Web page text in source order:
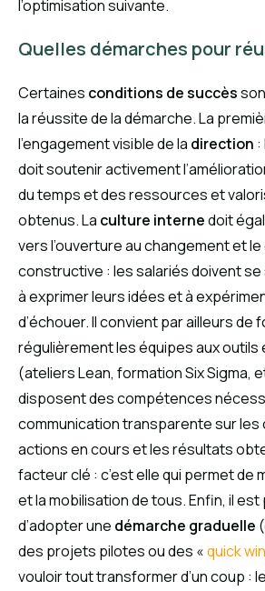
l’optimisation suivante.
Quelles démarches pour
Certaines conditions de succès
la réussite de la démarche. La
l’engagement visible de la direction
doit soutenir activement
du temps et des ressources et
obtenus. La culture internedoit
vers l’ouverture au changement et le
constructive : les salariés doivent
à exprimer leurs idées et à
d’échouer. Il convient par ailleurs de
régulièrement les équipes aux outils
(ateliers Lean, formation Six Sigma,
disposent des compétences
communication transparente sur
actions en cours et les résultats
facteur clé : c’est elle qui permet de
et la mobilisation de tous. Enfin, il
d’adopter une démarche graduelle
des projets pilotes ou des «quick
vouloir tout transformer d’un coup :